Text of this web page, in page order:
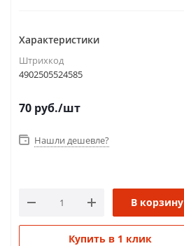
Характеристики
Штрихкод
4902505524585
70 руб./шт
Нашли дешевле?
В корзину
Купить в 1 клик